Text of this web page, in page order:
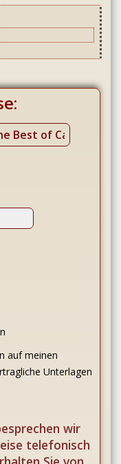
auf meinen
Unterlagen
wir
telefonisch